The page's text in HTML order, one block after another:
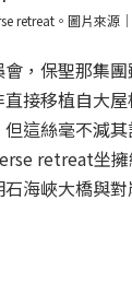
retreat。圖片來源
，保聖那集
接移植自大
這絲毫不減
retreat坐
海峽大橋與